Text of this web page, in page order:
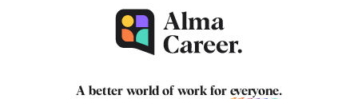
A better world of work for everyone.